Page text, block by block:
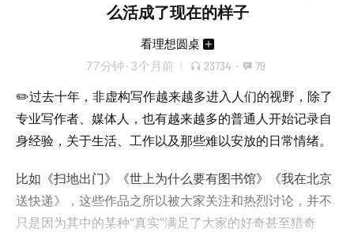
么活成了现在的样子
看理想圆桌
77分钟 · 3个月前 23734 · 79
✏️过去十年，非虚构写作越来越多进入人们的视野，除了
专业写作者、媒体人，也有越来越多的普通人开始记录自
身经验，关于生活、工作以及那些难以安放的日常情绪。
比如《扫地出门》《世上为什么要有图书馆》《我在北京
送快递》，这些作品之所以被大家关注和热烈讨论，并不
只是因为其中的某种“真实”满足了大家的好奇甚至猎奇